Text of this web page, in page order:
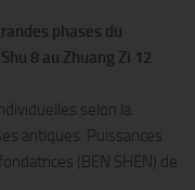
phases du
8 au Zhuang Zi 12
selon la
antiques. Puissances
(BEN SHEN) de